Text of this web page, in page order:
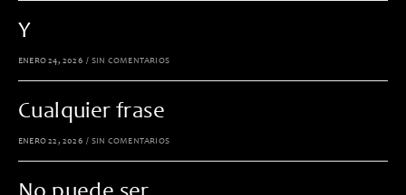
Y
ENERO 24, 2026 / SIN COMENTARIOS
Cualquier frase
ENERO 22, 2026 / SIN COMENTARIOS